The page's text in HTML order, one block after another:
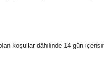
koşullar dâhilinde 14 gün